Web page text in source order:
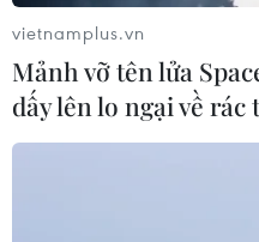
TIN CÙNG
vietnamplus.vn
Mảnh vỡ tên lửa
dấy lên lo ngại về rác